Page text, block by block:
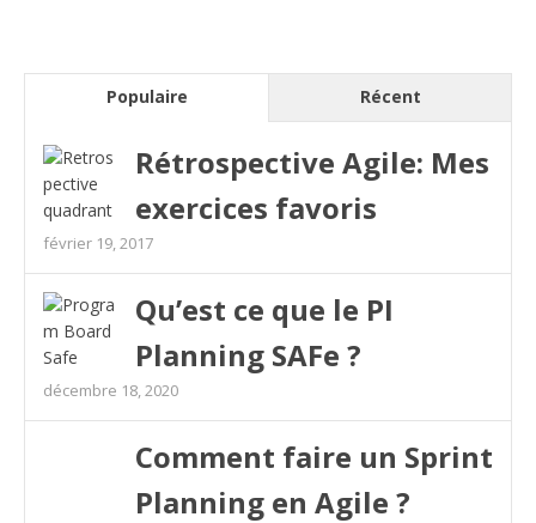
Populaire Récent
Rétrospective Agile: Mes
exercices favoris
février 19, 2017
Qu’est ce que le PI
Planning SAFe ?
décembre 18, 2020
Comment faire un Sprint
Planning en Agile ?